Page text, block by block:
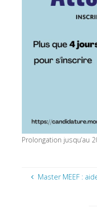
Prolongation jusqu’au
Master MEEF :